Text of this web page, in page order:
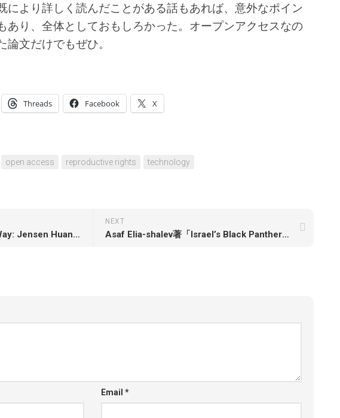
により詳しく読んだことがある話もあれば、意外なポイン
あり、全体としておもしろかった。オープンアクセスなの
文だけでもぜひ。
Threads Facebook X
open access reproductive rights technology
NEXT
Asaf Elia-shalev著「Israel’s Black Panthers: The Radicals Who Punctured a Nation’s Founding Myth」
Tae Kim著「The Nvidia Way: Jensen Huang and the Making of a Tech Giant」
Email *